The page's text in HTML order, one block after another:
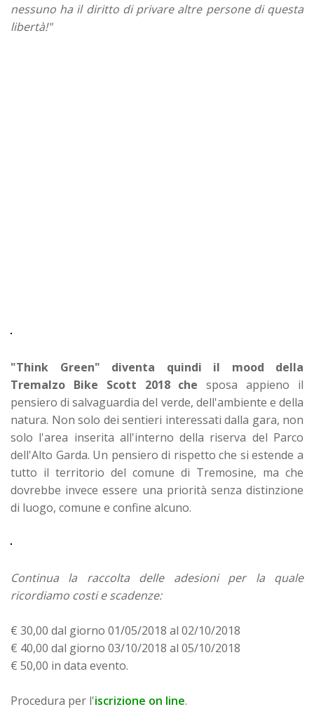
nessuno ha il diritto di privare altre persone di questa
libertà!"
"Think Green" diventa quindi il mood della
Tremalzo Bike Scott 2018 chesposa appieno il
pensiero di salvaguardia del verde, dell'ambiente e della
natura. Non solo dei sentieri interessati dalla gara, non
solo l'area inserita all'interno della riserva del Parco
dell'Alto Garda. Un pensiero di rispetto che si estende a
tutto il territorio del comune di Tremosine, ma che
dovrebbe invece essere una priorità senza distinzione
di luogo, comune e confine alcuno.
Continua la raccolta delle adesioni per la quale
ricordiamo costi e scadenze:
€ 30,00 dal giorno 01/05/2018 al 02/10/2018
€ 40,00 dal giorno 03/10/2018 al 05/10/2018
€ 50,00 in data evento.
Procedura per l'iscrizione on line.